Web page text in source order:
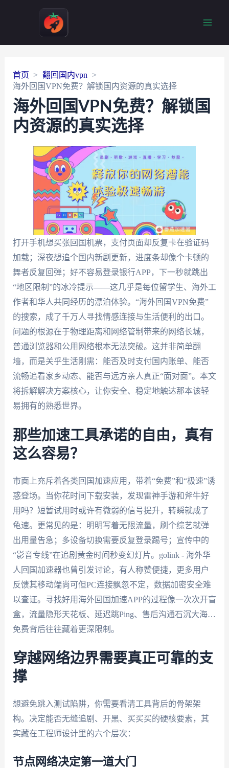
首页
翻回国内vpn
海外回国VPN免费？解锁国内资源的真实选择
海外回国VPN免费？解锁国
内资源的真实选择
打开手机想买张回国机票，支付页面却反复卡在验证码
加载；深夜想追个国内新剧更新，进度条却像个卡顿的
舞者反复回弹；好不容易登录银行APP，下一秒就跳出
“地区限制”的冰冷提示——这几乎是每位留学生、海外工
作者和华人共同经历的漂泊体验。“海外回国VPN免费”
的搜索，成了千万人寻找情感连接与生活便利的出口。
问题的根源在于物理距离和网络管制带来的网络长城，
普通浏览器和公用网络根本无法突破。这并非简单翻
墙，而是关乎生活刚需：能否及时支付国内账单、能否
流畅追看家乡动态、能否与远方亲人真正“面对面”。本文
将拆解解决方案核心，让你安全、稳定地触达那本该轻
易拥有的熟悉世界。
那些加速工具承诺的自由，真有
这么容易？
市面上充斥着各类回国加速应用，带着“免费”和“极速”诱
惑登场。当你花时间下载安装，发现雷神手游和斧牛好
用吗？短暂试用时或许有微弱的信号提升，转瞬就成了
龟速。更常见的是：明明写着无限流量，刷个综艺就弹
出用量告急；多设备切换需要反复登录踢号；宣传中的
“影音专线”在追剧黄金时间秒变幻灯片。golink - 海外华
人回国加速器也曾引发讨论，有人称赞便捷，更多用户
反馈其移动端尚可但PC连接飘忽不定，数据加密安全难
以查证。寻找好用海外回国加速APP的过程像一次次开盲
盒，流量隐形天花板、延迟跳Ping、售后沟通石沉大海…
免费背后往往藏着更深限制。
穿越网络边界需要真正可靠的支
撑
想避免跳入测试陷阱，你需要看清工具背后的骨架架
构。决定能否无缝追剧、开黑、买买买的硬核要素，其
实藏在工程师设计里的六个层次：
节点网络决定第一道大门